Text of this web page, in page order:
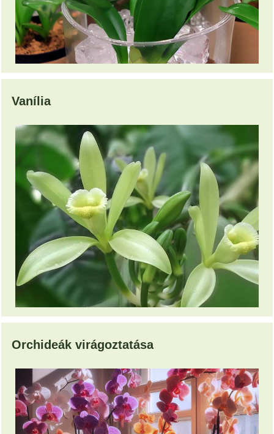
Vanília
Orchideák virágoztatása